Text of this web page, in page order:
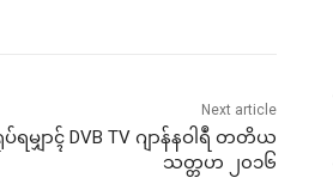
Next article
မျှာၚ် DVB TV ဂျာန်နဝါရဳ တတိယ
သတ္တဟ ၂၀၁၆